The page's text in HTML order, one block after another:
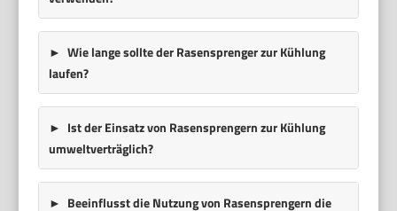
Wie lange sollte der Rasensprenger zur Kühlung
laufen?
Ist der Einsatz von Rasensprengern zur Kühlung
umweltverträglich?
Beeinflusst die Nutzung von Rasensprengern die